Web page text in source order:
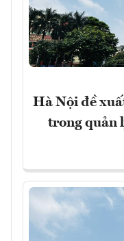
Hà Nội đề
trong quản